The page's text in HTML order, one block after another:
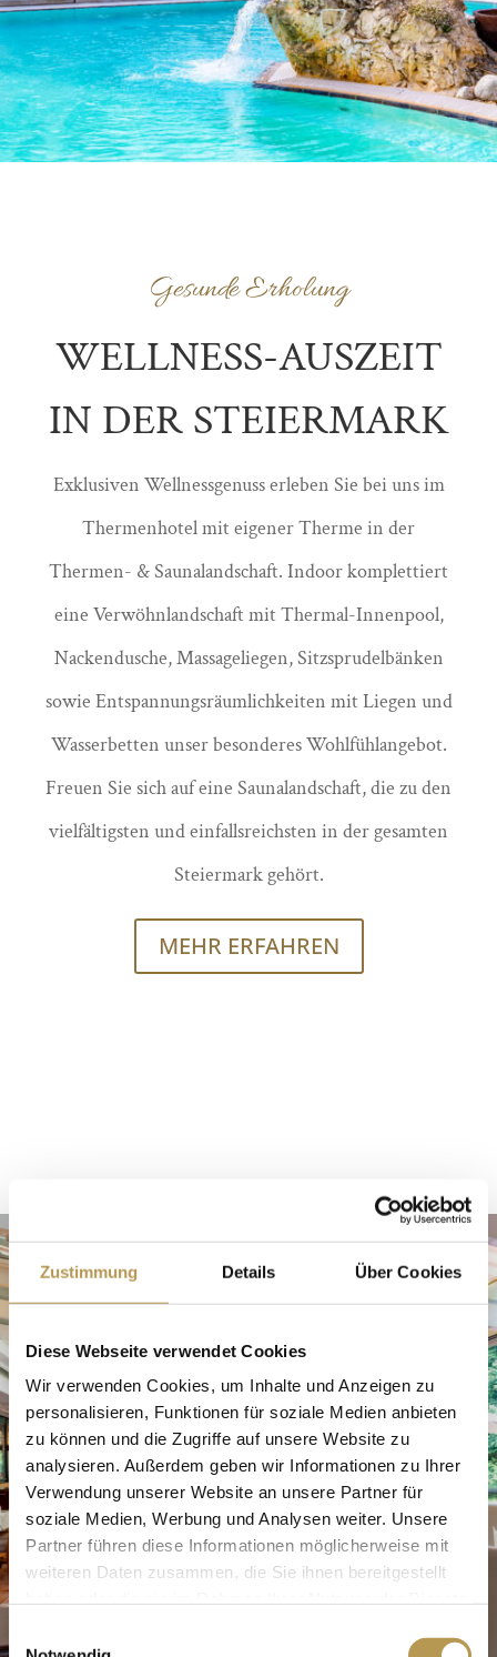
Zustimmung Details Über Cookies
Diese Webseite verwendet Cookies
Wir verwenden Cookies, um Inhalte und Anzeigen zu
personalisieren, Funktionen für soziale Medien anbieten
zu können und die Zugriffe auf unsere Website zu
analysieren. Außerdem geben wir Informationen zu Ihrer
Verwendung unserer Website an unsere Partner für
soziale Medien, Werbung und Analysen weiter. Unsere
Partner führen diese Informationen möglicherweise mit
weiteren Daten zusammen, die Sie ihnen bereitgestellt
Gesunde Erholung
WELLNESS-AUSZEIT
IN DER STEIERMARK
Exklusiven Wellnessgenuss erleben Sie bei uns im
Thermenhotel mit eigener Therme in der
Thermen- & Saunalandschaft. Indoor komplettiert
eine Verwöhnlandschaft mit Thermal-Innenpool,
Nackendusche, Massageliegen, Sitzsprudelbänken
sowie Entspannungsräumlichkeiten mit Liegen und
Wasserbetten unser besonderes Wohlfühlangebot.
Freuen Sie sich auf eine Saunalandschaft, die zu den
vielfältigsten und einfallsreichsten in der gesamten
Steiermark gehört.
MEHR ERFAHREN